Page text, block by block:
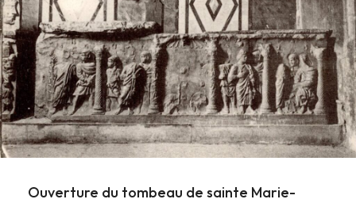
Ouverture du tombeau de sainte Marie-